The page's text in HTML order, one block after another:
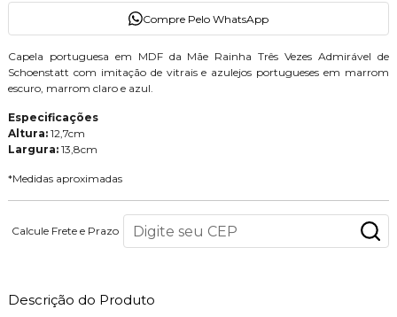
Compre Pelo WhatsApp
Capela portuguesa em MDF da Mãe Rainha Três Vezes Admirável de
Schoenstatt com imitação de vitrais e azulejos portugueses em marrom
escuro, marrom claro e azul.
Especificações
Altura: 12,7cm
Largura:13,8cm
*Medidas aproximadas
Calcule Frete e Prazo
Descrição do Produto